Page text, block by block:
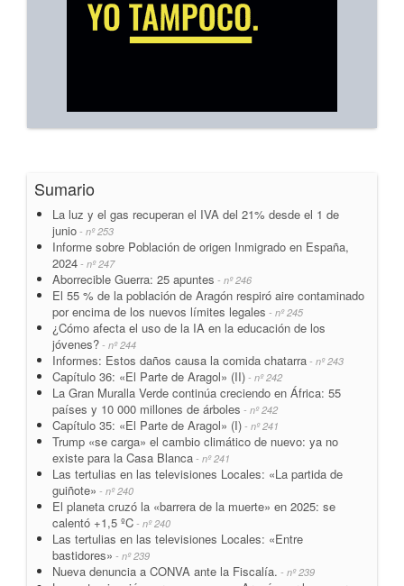
Sumario
La luz y el gas recuperan el IVA del 21% desde el 1 de
junio - nº 253
Informe sobre Población de origen Inmigrado en España,
2024 - nº 247
Aborrecible Guerra: 25 apuntes - nº 246
El 55 % de la población de Aragón respiró aire contaminado
por encima de los nuevos límites legales - nº 245
¿Cómo afecta el uso de la IA en la educación de los
jóvenes? - nº 244
Informes: Estos daños causa la comida chatarra - nº 243
Capítulo 36: «El Parte de Aragol» (II) - nº 242
La Gran Muralla Verde continúa creciendo en África: 55
países y 10 000 millones de árboles - nº 242
Capítulo 35: «El Parte de Aragol» (I) - nº 241
Trump «se carga» el cambio climático de nuevo: ya no
existe para la Casa Blanca - nº 241
Las tertulias en las televisiones Locales: «La partida de
guiñote» - nº 240
El planeta cruzó la «barrera de la muerte» en 2025: se
calentó +1,5 ºC - nº 240
Las tertulias en las televisiones Locales: «Entre
bastidores» - nº 239
Nueva denuncia a CONVA ante la Fiscalía. - nº 239